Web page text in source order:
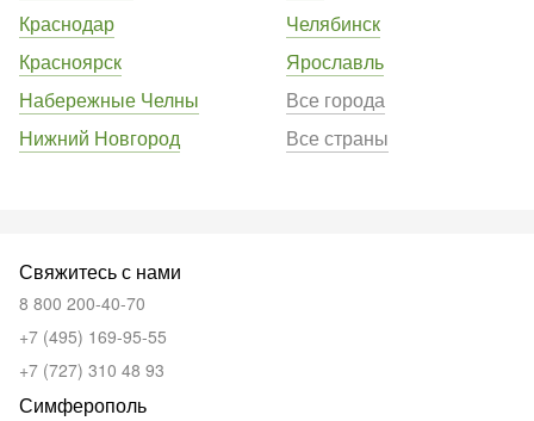
Краснодар
Красноярск
Набережные Челны
Нижний Новгород
Челябинск
Ярославль
Все города
Все страны
Свяжитесь с нами
8 800 200-40-70
+7 (495) 169-95-55
+7 (727) 310 48 93
Симферополь